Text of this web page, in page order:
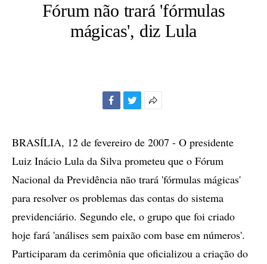
Fórum não trará 'fórmulas
mágicas', diz Lula
compartilhamento
BRASÍLIA, 12 de fevereiro de 2007 - O presidente
Luiz Inácio Lula da Silva prometeu que o Fórum
Nacional da Previdência não trará 'fórmulas mágicas'
para resolver os problemas das contas do sistema
previdenciário. Segundo ele, o grupo que foi criado
hoje fará 'análises sem paixão com base em números'.
Participaram da cerimônia que oficializou a criação do